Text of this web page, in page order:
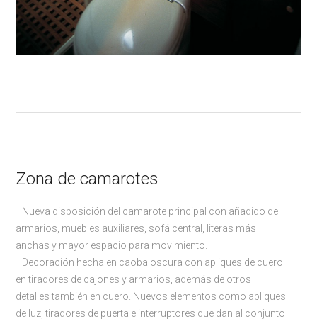
Zona de camarotes
–Nueva disposición del camarote principal con añadido de
armarios, muebles auxiliares, sofá central, literas más
anchas y mayor espacio para movimiento.
–Decoración hecha en caoba oscura con apliques de cuero
en tiradores de cajones y armarios, además de otros
detalles también en cuero. Nuevos elementos como apliques
de luz, tiradores de puerta e interruptores que dan al conjunto